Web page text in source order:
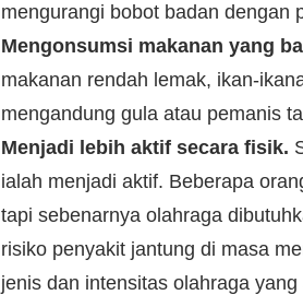
mengurangi bobot badan dengan
Mengonsumsi makanan yang
makanan rendah lemak, ikan-
mengandung gula atau pemanis
Menjadi lebih aktif secara fisik.
ialah menjadi aktif. Beberapa
tapi sebenarnya olahraga
risiko penyakit jantung di masa
jenis dan intensitas olahraga